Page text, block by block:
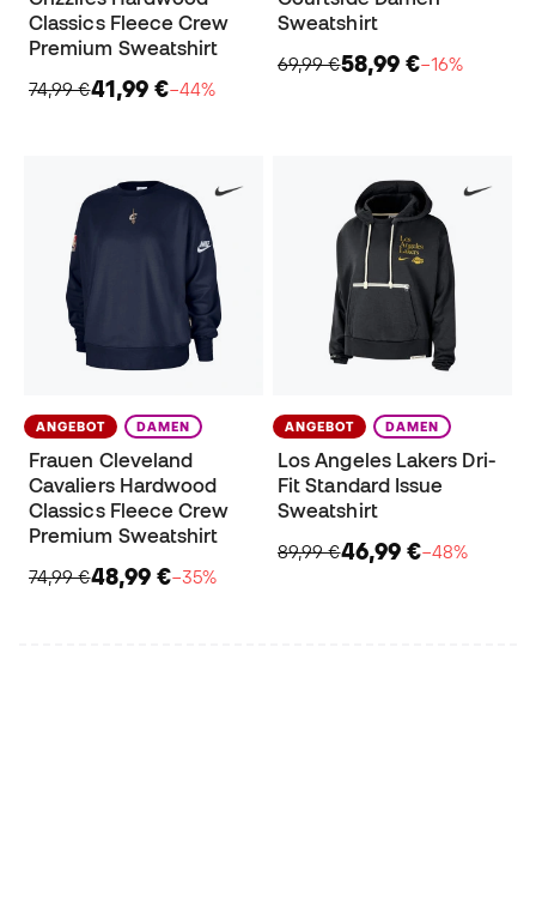
Classics Fleece Crew
Premium Sweatshirt
74,99 €41,99 €−44%
Sweatshirt
69,99 €58,99 €−16%
ANGEBOT DAMEN
Frauen Cleveland
Cavaliers Hardwood
Classics Fleece Crew
Premium Sweatshirt
74,99 €48,99 €−35%
ANGEBOT DAMEN
Los Angeles Lakers Dri-
Fit Standard Issue
Sweatshirt
89,99 €46,99 €−48%